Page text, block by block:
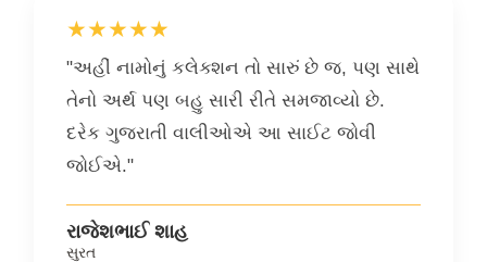
★★★★★
"અહીં નામોનું કલેક્શન તો સારું છે જ, પણ સાથે
તેનો અર્થ પણ બહુ સારી રીતે સમજાવ્યો છે.
દરેક ગુજરાતી વાલીઓએ આ સાઈટ જોવી
જોઈએ."
રાજેશભાઈ શાહ
સુરત